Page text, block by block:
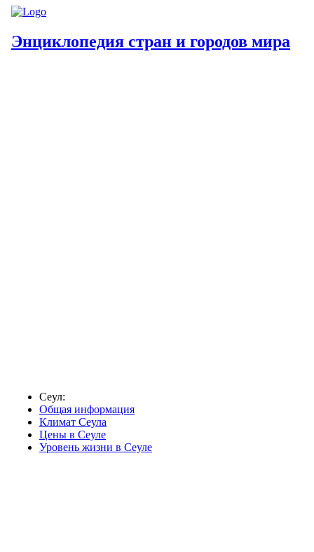
Энциклопедия стран и городов мира
Сеул:
Общая информация
Климат Сеула
Цены в Сеуле
Уровень жизни в Сеуле